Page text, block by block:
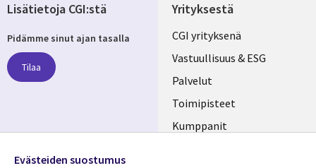
Yrityksestä
Useful
links
FINLAND
CGI yrityksenä
Vastuullisuus & ESG
Palvelut
Toimipisteet
Kumppanit
Lisätietoja CGI:stä
Pidämme sinut ajan tasalla
Tilaa
Evästeiden suostumus